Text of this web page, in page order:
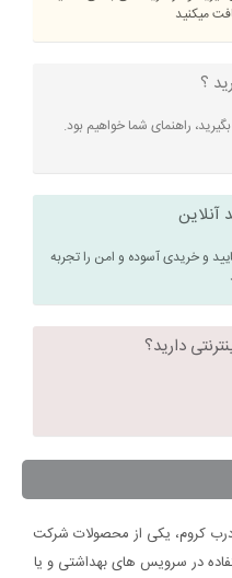
میکنید
؟
راهنمای شما خواهیم بود.
آنلاین
و خریدی آسوده و امن را تجربه
دارید؟
کروم، یکی از محصولات شرکت
در سرویس های بهداشتی و یا